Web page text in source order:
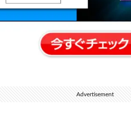
Advertisement